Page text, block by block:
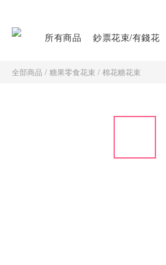
所有商品 鈔票花束/有錢花
全部商品 / 糖果零食花束 / 棉花糖花束